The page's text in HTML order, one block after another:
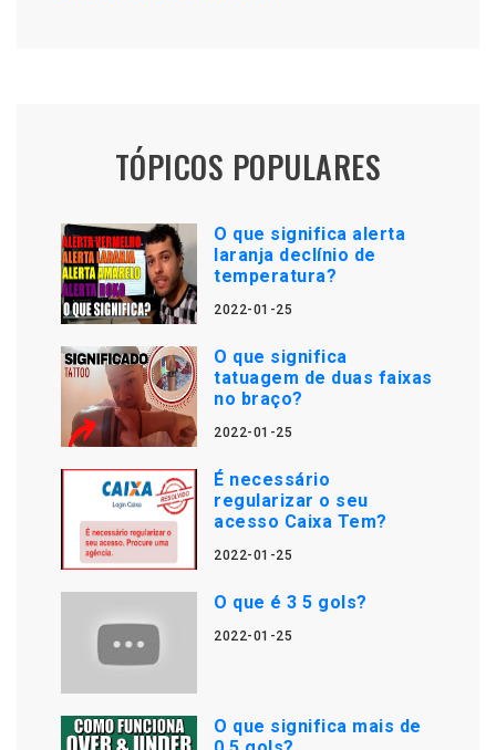
TÓPICOS POPULARES
O que significa alerta
laranja declínio de
temperatura?
2022-01-25
O que significa
tatuagem de duas faixas
no braço?
2022-01-25
É necessário
regularizar o seu
acesso Caixa Tem?
2022-01-25
O que é 3 5 gols?
2022-01-25
O que significa mais de